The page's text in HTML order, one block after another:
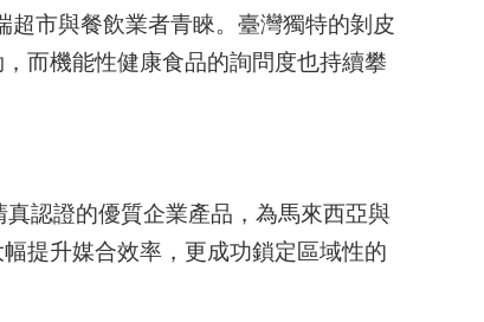
市與餐飲業者青睞。臺灣獨特的剝皮
而機能性健康食品的詢問度也持續攀
認證的優質企業產品，為馬來西亞與
提升媒合效率，更成功鎖定區域性的